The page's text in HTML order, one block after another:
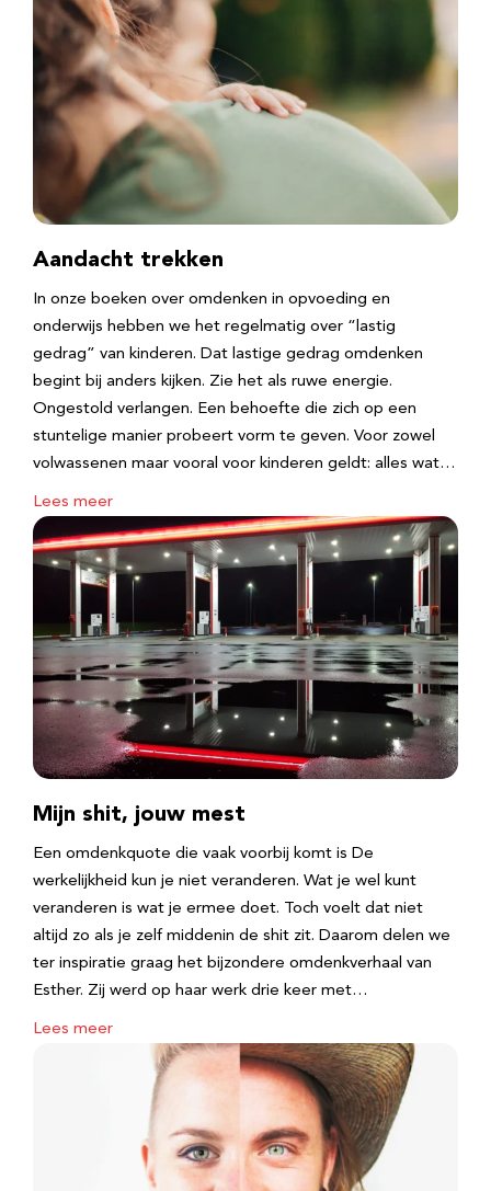
Aandacht trekken
In onze boeken over omdenken in opvoeding en
onderwijs hebben we het regelmatig over “lastig
gedrag” van kinderen. Dat lastige gedrag omdenken
begint bij anders kijken. Zie het als ruwe energie.
Ongestold verlangen. Een behoefte die zich op een
stuntelige manier probeert vorm te geven. Voor zowel
volwassenen maar vooral voor kinderen geldt: alles wat…
Lees meer
Mijn shit, jouw mest
Een omdenkquote die vaak voorbij komt is De
werkelijkheid kun je niet veranderen. Wat je wel kunt
veranderen is wat je ermee doet. Toch voelt dat niet
altijd zo als je zelf middenin de shit zit. Daarom delen we
ter inspiratie graag het bijzondere omdenkverhaal van
Esther. Zij werd op haar werk drie keer met…
Lees meer